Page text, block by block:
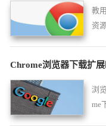
教
资
Chrome浏览器下载扩
浏
me